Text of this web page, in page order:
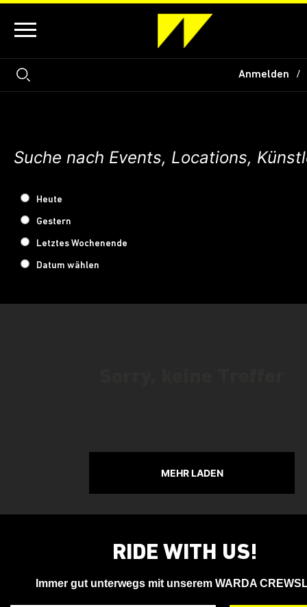
Anmelden
Heute
Gestern
Letztes Wochenende
Datum wählen
MEHR LADEN
RIDE WITH US!
Immer gut unterwegs mit unserem WARDA